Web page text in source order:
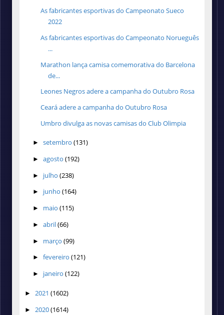
As fabricantes esportivas do Campeonato Sueco
2022
As fabricantes esportivas do Campeonato Norueguês
...
Marathon lança camisa comemorativa do Barcelona
de...
Leones Negros adere a campanha do Outubro Rosa
Ceará adere a campanha do Outubro Rosa
Umbro divulga as novas camisas do Club Olimpia
► setembro (131)
► agosto (192)
► julho (238)
► junho (164)
► maio (115)
► abril(66)
► março (99)
► fevereiro (121)
► janeiro (122)
► 2021 (1602)
► 2020(1614)